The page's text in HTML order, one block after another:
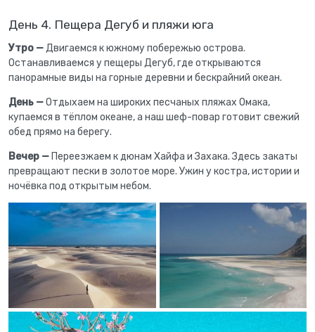
День 4. Пещера Дегуб и пляжи юга
Утро —Двигаемся к южному побережью острова.
Останавливаемся у пещеры Дегуб, где открываются
панорамные виды на горные деревни и бескрайний океан.
День —Отдыхаем на широких песчаных пляжах Омака,
купаемся в тёплом океане, а наш шеф-повар готовит свежий
обед прямо на берегу.
Вечер — Переезжаем к дюнам Хайфа и Захака. Здесь закаты
превращают пески в золотое море. Ужин у костра, истории и
ночёвка под открытым небом.